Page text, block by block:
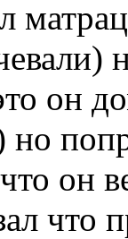
он
но
он
что